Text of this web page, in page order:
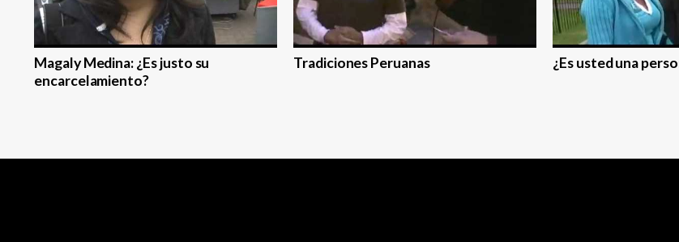
Magaly Medina: ¿Es justo su
encarcelamiento?
Tradiciones Peruanas ¿Es usted una